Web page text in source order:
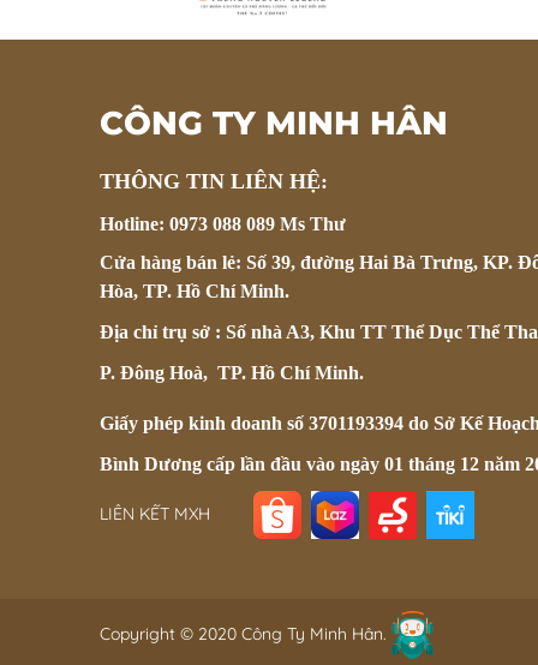
CÔNG TY MINH HÂN
THÔNG TIN LIÊN HỆ:
Hotline: 0973 088 089 Ms Thư
Cửa hàng bán lẻ: Số 39, đường Hai Bà Trưng, KP.
Hòa, TP. Hồ Chí Minh.
Địa chỉ trụ sở : Số nhà A3, Khu TT Thể Dục Thể
P. Đông Hoà, TP. Hồ Chí Minh.
Giấy phép kinh doanh số 3701193394 do Sở Kế
Bình Dương cấp lần đầu vào ngày 01 tháng 12 năm
LIÊN KẾT MXH
Copyright © 2020 Công Ty Minh Hân.